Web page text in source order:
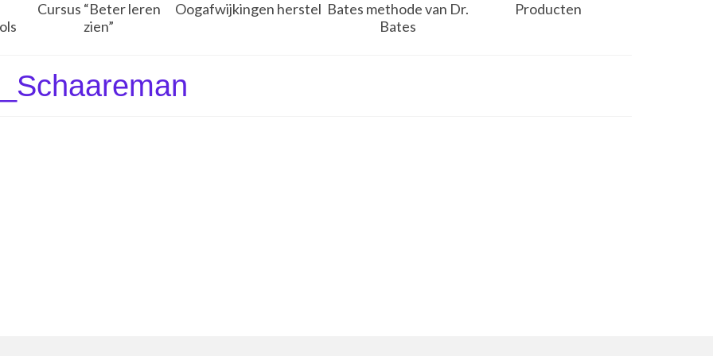
Cursus “Beter leren
zien”
Oogafwijkingen herstel Bates methode van Dr.
Bates
Producten